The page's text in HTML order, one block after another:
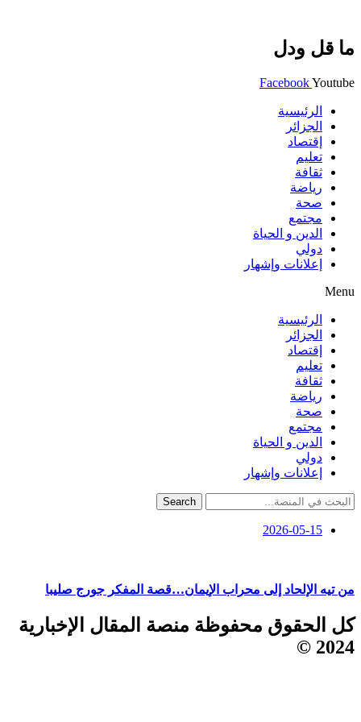
ما قل ودل
FacebookYoutube
الرئيسية
الجزائر
إقتصاد
تعليم
ثقافة
رياضة
صحة
مجتمع
الدين و الحياة
دولي
إعلانات وإشهار
Menu
الرئيسية
الجزائر
إقتصاد
تعليم
ثقافة
رياضة
صحة
مجتمع
الدين و الحياة
دولي
إعلانات وإشهار
Search
2026-05-15
من تيه الإلحاد إلى محراب الإيمان…قصة المفكر جورج صليبا
كل الحقوق محفوظة منصة المقال الإخبارية
2024 ©